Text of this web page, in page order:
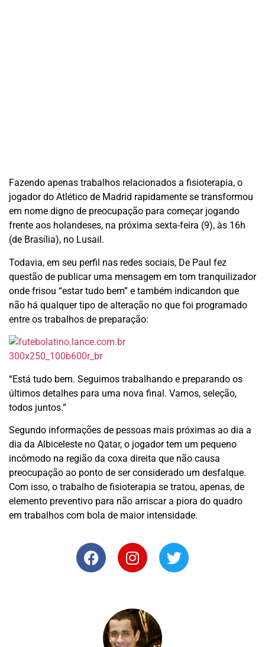
Fazendo apenas trabalhos relacionados a fisioterapia, o
jogador do Atlético de Madrid rapidamente se transformou
em nome digno de preocupação para começar jogando
frente aos holandeses, na próxima sexta-feira (9), às 16h
(de Brasília), no Lusail.
Todavia, em seu perfil nas redes sociais, De Paul fez
questão de publicar uma mensagem em tom tranquilizador
onde frisou “estar tudo bem” e também indicandon que
não há qualquer tipo de alteração no que foi programado
entre os trabalhos de preparação:
“Está tudo bem. Seguimos trabalhando e preparando os
últimos detalhes para uma nova final. Vamos, seleção,
todos juntos.”
Segundo informações de pessoas mais próximas ao dia a
dia da Albiceleste no Qatar, o jogador tem um pequeno
incômodo na região da coxa direita que não causa
preocupação ao ponto de ser considerado um desfalque.
Com isso, o trabalho de fisioterapia se tratou, apenas, de
elemento preventivo para não arriscar a piora do quadro
em trabalhos com bola de maior intensidade.